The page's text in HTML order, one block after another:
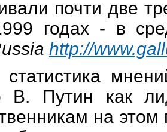
почти две
годах - в
http://
В. Путин как
на этом